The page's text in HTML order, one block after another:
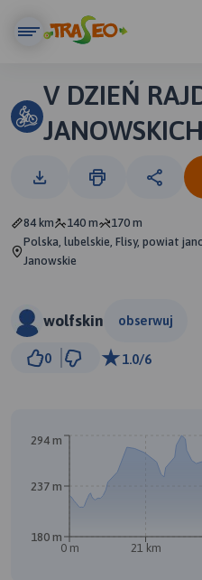
V DZIEŃ
84 km 140 m
170 m
Polska, lubelskie, Flisy, powiat
Janowskie
wolfskin obserwuj
0 1.0/6
0 m 21 km
180 m
237 m
294 m